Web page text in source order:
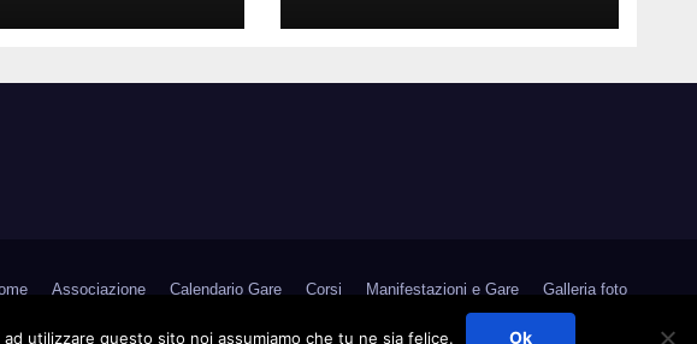
Associazione Calendario Gare Corsi Manifestazioni e Gare Galleria foto
Medagliere Contatti Link Utili Area Riservata
utilizzare questo sito noi assumiamo che tu ne sia felice. Ok